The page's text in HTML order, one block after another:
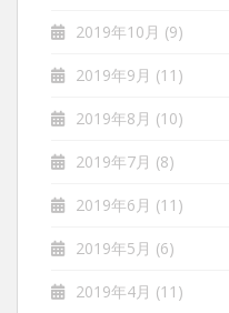
2019年10月 (9)
2019年9月 (11)
2019年8月 (10)
2019年7月 (8)
2019年6月 (11)
2019年5月 (6)
2019年4月 (11)